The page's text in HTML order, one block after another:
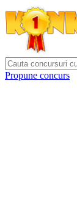
Propune concurs